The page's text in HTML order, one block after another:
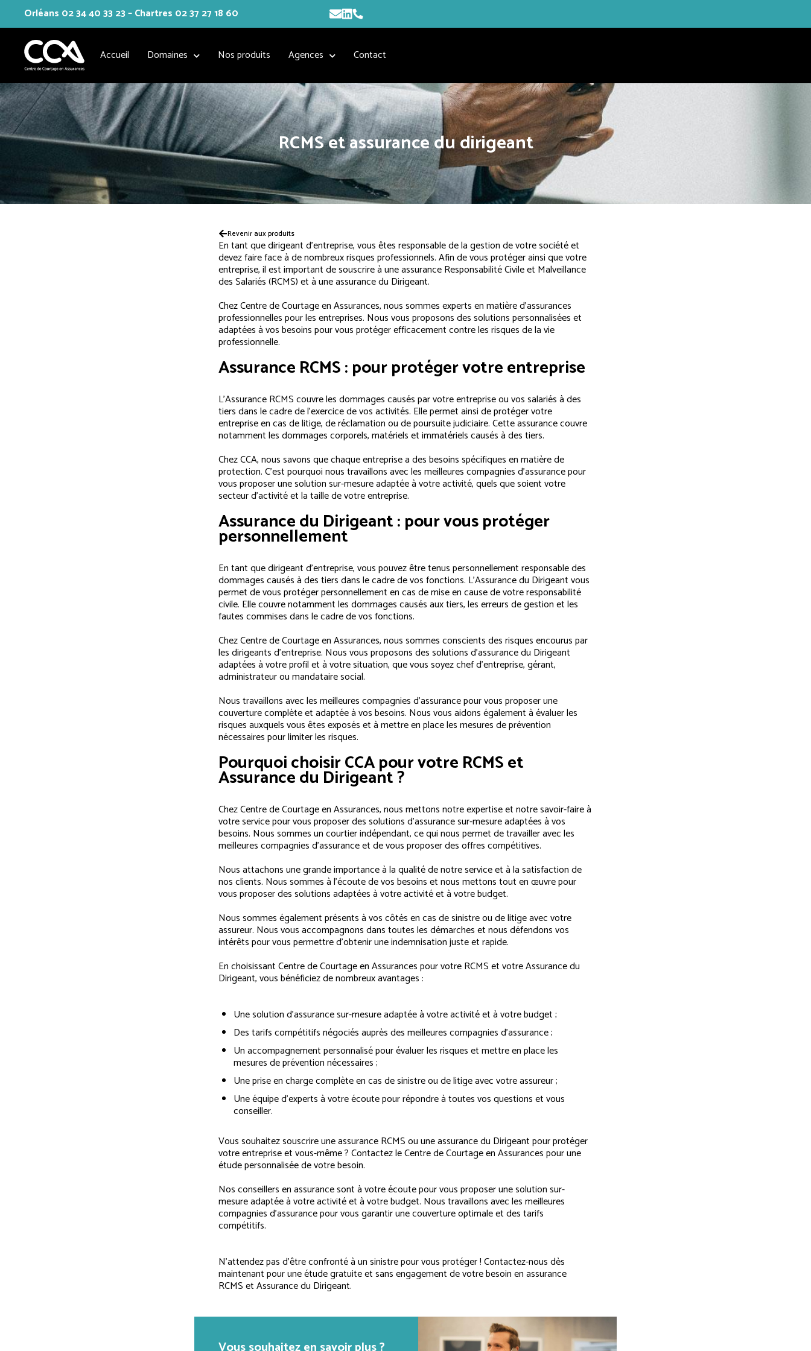
Aller
contenu
Orléans 02 34 40 33 23 – Chartres 02 37 27 18 60
Accueil Domaines Nos produits Agences Contact
RCMS et assurance du dirigeant
Revenir aux produits
En tant que dirigeant d’entreprise, vous êtes responsable de la gestion de votre société et
devez faire face à de nombreux risques professionnels. Afin de vous protéger ainsi que votre
entreprise, il est important de souscrire à une assurance Responsabilité Civile et Malveillance
des Salariés (RCMS) et à une assurance du Dirigeant.
Chez Centre de Courtage en Assurances, nous sommes experts en matière d’assurances
professionnelles pour les entreprises. Nous vous proposons des solutions personnalisées et
adaptées à vos besoins pour vous protéger efficacement contre les risques de la vie
professionnelle.
Assurance RCMS : pour protéger votre entreprise
L’Assurance RCMS couvre les dommages causés par votre entreprise ou vos salariés à des
tiers dans le cadre de l’exercice de vos activités. Elle permet ainsi de protéger votre
entreprise en cas de litige, de réclamation ou de poursuite judiciaire. Cette assurance couvre
notamment les dommages corporels, matériels et immatériels causés à des tiers.
Chez CCA, nous savons que chaque entreprise a des besoins spécifiques en matière de
protection. C’est pourquoi nous travaillons avec les meilleures compagnies d’assurance pour
vous proposer une solution sur-mesure adaptée à votre activité, quels que soient votre
secteur d’activité et la taille de votre entreprise.
Assurance du Dirigeant : pour vous protéger
personnellement
En tant que dirigeant d’entreprise, vous pouvez être tenus personnellement responsable des
dommages causés à des tiers dans le cadre de vos fonctions. L’Assurance du Dirigeant vous
permet de vous protéger personnellement en cas de mise en cause de votre responsabilité
civile. Elle couvre notamment les dommages causés aux tiers, les erreurs de gestion et les
fautes commises dans le cadre de vos fonctions.
Chez Centre de Courtage en Assurances, nous sommes conscients des risques encourus par
les dirigeants d’entreprise. Nous vous proposons des solutions d’assurance du Dirigeant
adaptées à votre profil et à votre situation, que vous soyez chef d’entreprise, gérant,
administrateur ou mandataire social.
Nous travaillons avec les meilleures compagnies d’assurance pour vous proposer une
couverture complète et adaptée à vos besoins. Nous vous aidons également à évaluer les
risques auxquels vous êtes exposés et à mettre en place les mesures de prévention
nécessaires pour limiter les risques.
Pourquoi choisir CCA pour votre RCMS et
Assurance du Dirigeant ?
Chez Centre de Courtage en Assurances, nous mettons notre expertise et notre savoir-faire à
votre service pour vous proposer des solutions d’assurance sur-mesure adaptées à vos
besoins. Nous sommes un courtier indépendant, ce qui nous permet de travailler avec les
meilleures compagnies d’assurance et de vous proposer des offres compétitives.
Nous attachons une grande importance à la qualité de notre service et à la satisfaction de
nos clients. Nous sommes à l’écoute de vos besoins et nous mettons tout en œuvre pour
vous proposer des solutions adaptées à votre activité et à votre budget.
Nous sommes également présents à vos côtés en cas de sinistre ou de litige avec votre
assureur. Nous vous accompagnons dans toutes les démarches et nous défendons vos
intérêts pour vous permettre d’obtenir une indemnisation juste et rapide.
En choisissant Centre de Courtage en Assurances pour votre RCMS et votre Assurance du
Dirigeant, vous bénéficiez de nombreux avantages :
Une solution d’assurance sur-mesure adaptée à votre activité et à votre budget ;
Des tarifs compétitifs négociés auprès des meilleures compagnies d’assurance ;
Un accompagnement personnalisé pour évaluer les risques et mettre en place les
mesures de prévention nécessaires ;
Une prise en charge complète en cas de sinistre ou de litige avec votre assureur ;
Une équipe d’experts à votre écoute pour répondre à toutes vos questions et vous
conseiller.
Vous souhaitez souscrire une assurance RCMS ou une assurance du Dirigeant pour protéger
votre entreprise et vous-même ? Contactez le Centre de Courtage en Assurances pour une
étude personnalisée de votre besoin.
Nos conseillers en assurance sont à votre écoute pour vous proposer une solution sur-
mesure adaptée à votre activité et à votre budget. Nous travaillons avec les meilleures
compagnies d’assurance pour vous garantir une couverture optimale et des tarifs
compétitifs.
N’attendez pas d’être confronté à un sinistre pour vous protéger ! Contactez-nous dès
maintenant pour une étude gratuite et sans engagement de votre besoin en assurance
RCMS et Assurance du Dirigeant.